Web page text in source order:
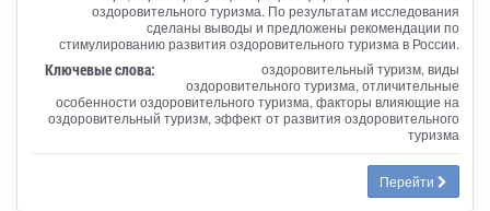
оздоровительного туризма. По результатам исследования
сделаны выводы и предложены рекомендации по
стимулированию развития оздоровительного туризма в России.
Ключевые слова:
оздоровительный туризм, виды
оздоровительного туризма, отличительные
особенности оздоровительного туризма, факторы влияющие на
оздоровительный туризм, эффект от развития оздоровительного
туризма
Перейти